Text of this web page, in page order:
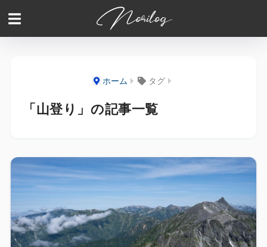
ホーム タグ
「山登り」の記事一覧